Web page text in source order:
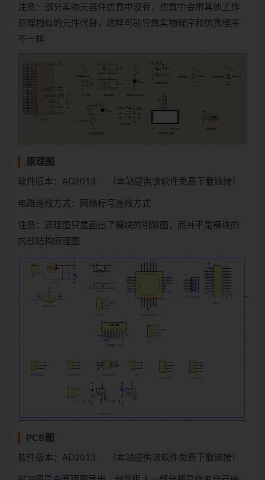
注意：部分实物元器件仿真中没有，仿真中会用 其他 工作
原理相似的元件代替，这样可能导致实物程序和仿真程序
不一样
原理图
软件版本：AD2013 （本站提供该软件免费下载链接）
电路连线方式：网络标号连线方式
注意：原理图只是画出了模块的引脚图，而并不是模块的
内部结构原理图
PCB图
软件版本：AD2013 （本站提供该软件免费下载链接）